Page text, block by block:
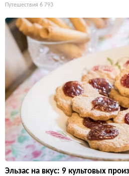
Путешествия 6 793
Эльзас на вкус: 9 культовых